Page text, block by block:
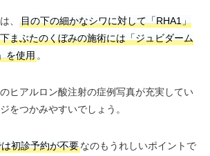
、
目の下の細かなシワに対して「RHA1」
まぶたのくぼみの施術には「ジュビダーム
を使用。
ヒアルロン酸注射の症例写真が充実してい
をつかみやすいでしょう。
初診予約が不要なのもうれしいポイントで